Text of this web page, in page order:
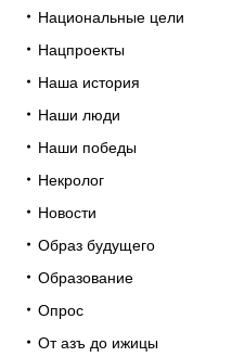
Национальные цели
Нацпроекты
Наша история
Наши люди
Наши победы
Некролог
Новости
Образ будущего
Образование
Опрос
От азъ до ижицы